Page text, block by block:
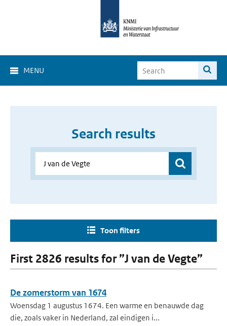
MENU
Search results
Toon filters
First 2826 results for ”J van de Vegte”
De zomerstorm van 1674
Woensdag 1 augustus 1674. Een warme en benauwde dag
die, zoals vaker in Nederland, zal eindigen i...